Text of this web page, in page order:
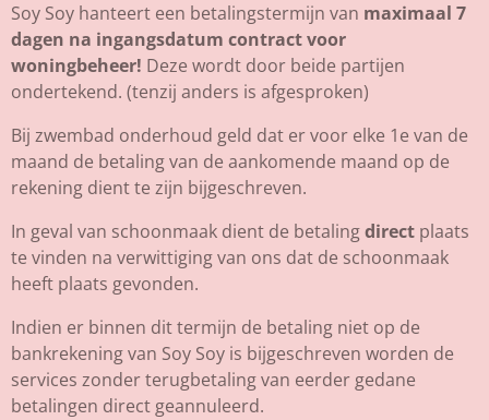
Soy Soy hanteert een betalingstermijn van maximaal 7
dagen na ingangsdatum contract voor
woningbeheer! Deze wordt door beide partijen
ondertekend. (tenzij anders is afgesproken)
Bij zwembad onderhoud geld dat er voor elke 1e van de
maand de betaling van de aankomende maand op de
rekening dient te zijn bijgeschreven.
In geval van schoonmaak dient de betalingdirect plaats
te vinden na verwittiging van ons dat de schoonmaak
heeft plaats gevonden.
Indien er binnen dit termijn de betaling niet op de
bankrekening van Soy Soy is bijgeschreven worden de
services zonder terugbetaling van eerder gedane
betalingen direct geannuleerd.